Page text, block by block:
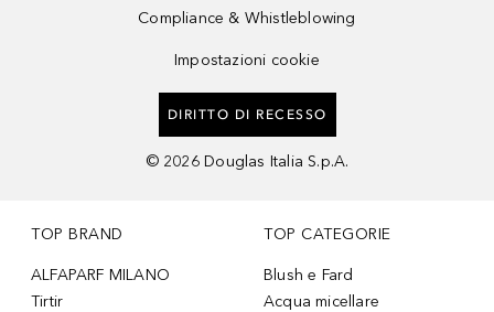
Compliance & Whistleblowing
Impostazioni cookie
DIRITTO DI RECESSO
© 2026 Douglas Italia S.p.A.
TOP BRAND
ALFAPARF MILANO
Tirtir
TOP CATEGORIE
Blush e Fard
Acqua micellare